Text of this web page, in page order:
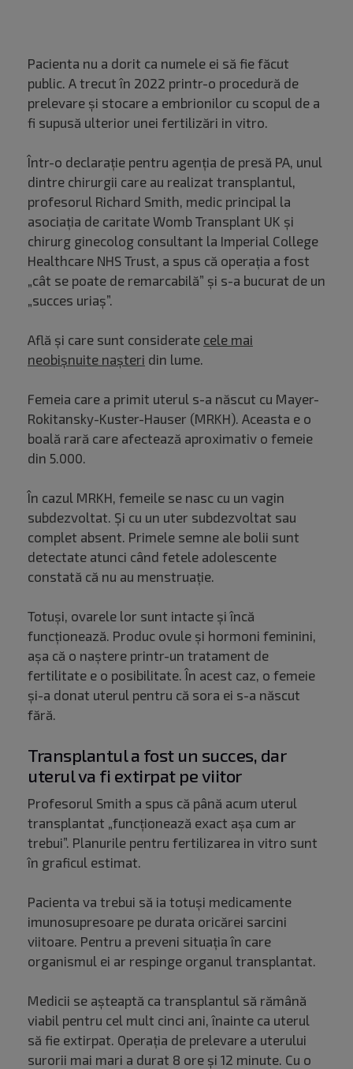
Pacienta nu a dorit ca numele ei să fie făcut
public. A trecut în 2022 printr-o procedură de
prelevare şi stocare a embrionilor cu scopul de a
fi supusă ulterior unei fertilizări in vitro.
Într-o declaraţie pentru agenţia de presă PA, unul
dintre chirurgii care au realizat transplantul,
profesorul Richard Smith, medic principal la
asociaţia de caritate Womb Transplant UK şi
chirurg ginecolog consultant la Imperial College
Healthcare NHS Trust, a spus că operaţia a fost
„cât se poate de remarcabilă” şi s-a bucurat de un
„succes uriaş”.
Află și care sunt considerate cele mai
neobișnuite nașteri din lume.
Femeia care a primit uterul s-a născut cu Mayer-
Rokitansky-Kuster-Hauser (MRKH). Aceasta e o
boală rară care afectează aproximativ o femeie
din 5.000.
În cazul MRKH, femeile se nasc cu un vagin
subdezvoltat. Și cu un uter subdezvoltat sau
complet absent. Primele semne ale bolii sunt
detectate atunci când fetele adolescente
constată că nu au menstruaţie.
Totuşi, ovarele lor sunt intacte şi încă
funcţionează. Produc ovule şi hormoni feminini,
așa că o naştere printr-un tratament de
fertilitate e o posibilitate. În acest caz, o femeie
și-a donat uterul pentru că sora ei s-a născut
fără.
Transplantul a fost un succes, dar
uterul va fi extirpat pe viitor
Profesorul Smith a spus că până acum uterul
transplantat „funcţionează exact aşa cum ar
trebui”. Planurile pentru fertilizarea in vitro sunt
în graficul estimat.
Pacienta va trebui să ia totuşi medicamente
imunosupresoare pe durata oricărei sarcini
viitoare. Pentru a preveni situaţia în care
organismul ei ar respinge organul transplantat.
Medicii se aşteaptă ca transplantul să rămână
viabil pentru cel mult cinci ani, înainte ca uterul
să fie extirpat. Operaţia de prelevare a uterului
surorii mai mari a durat 8 ore şi 12 minute. Cu o